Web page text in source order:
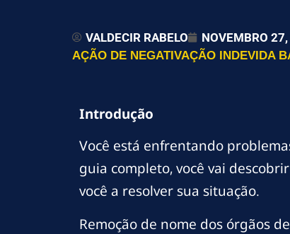
VALDECIR RABELO NOVEMBRO
AÇÃO DE NEGATIVAÇÃO INDEVIDA
Introdução
Você está enfrentando
guia completo, você vai
você a resolver sua situação.
Remoção de nome dos órgãos